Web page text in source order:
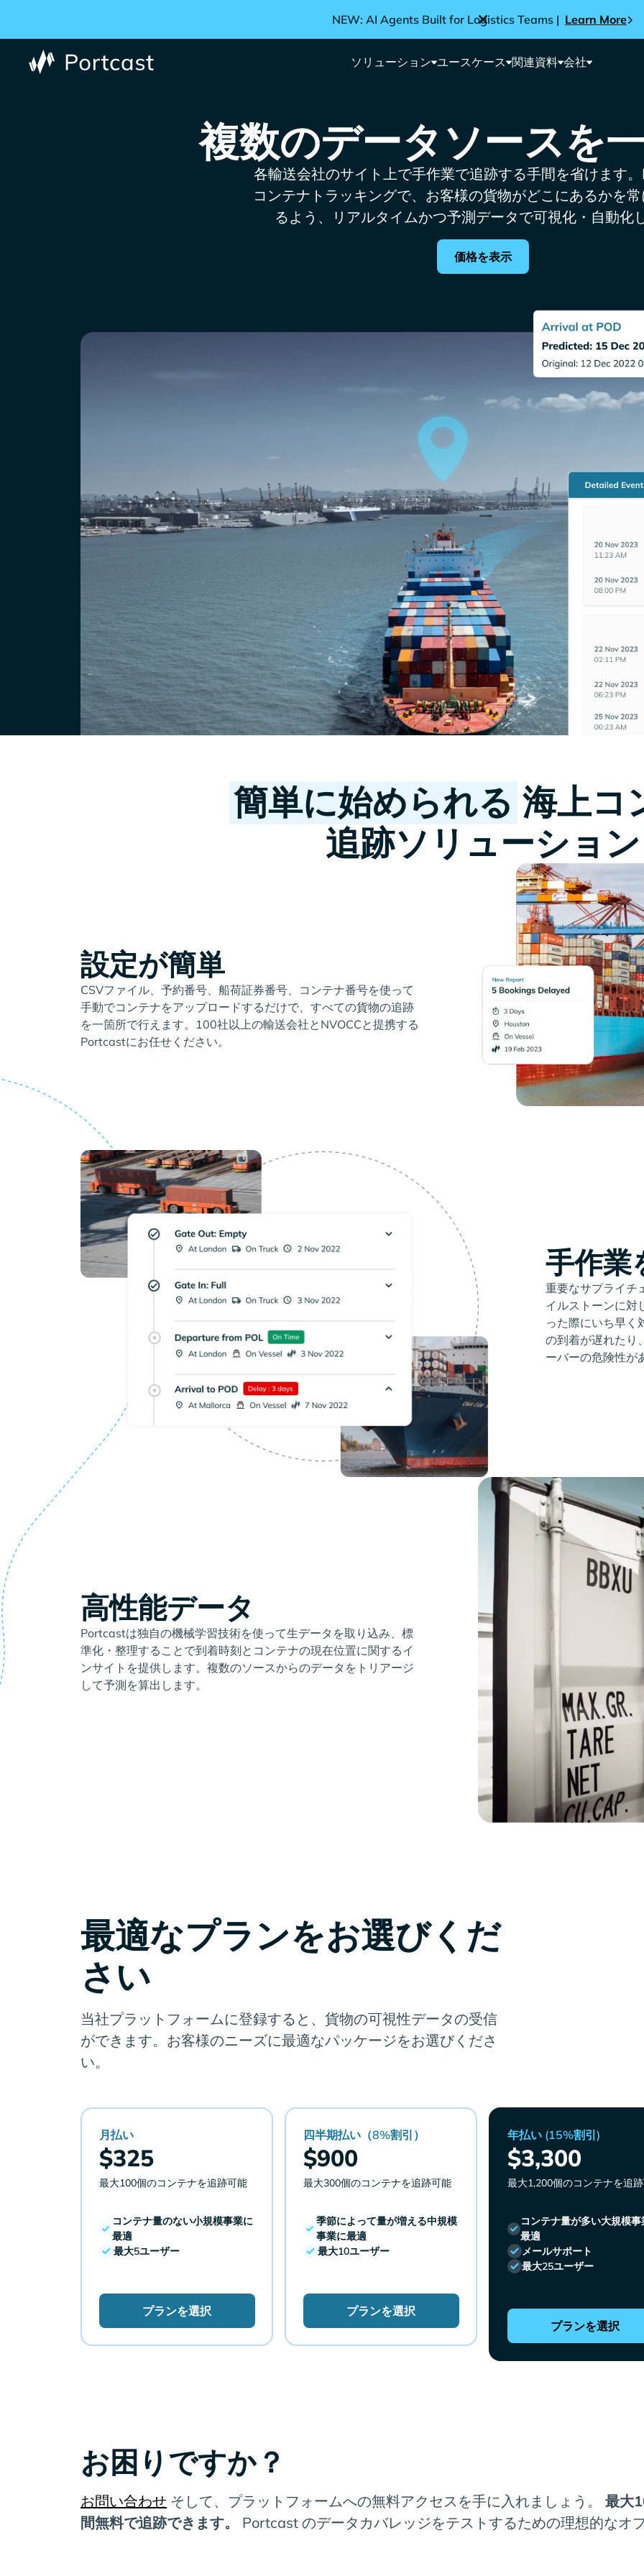
NEW: AI Agents Built for Logistics Teams | Learn More
ソリューション ユースケース 関連資料 会社
複数のデータソースを
各輸送会社のサイト上で手作業で追跡する手間を省けます
コンテナトラッキングで、お客様の貨物がどこにあるかを
るよう、リアルタイムかつ予測データで可視化・自動化
価格を表示
簡単に始められる 海上コ
追跡ソリューション
設定が簡単
CSVファイル、予約番号、船荷証券番号、コンテナ番号を使って
手動でコンテナをアップロードするだけで、すべての貨物の追跡
を一箇所で行えます。100社以上の輸送会社とNVOCCと提携する
Portcastにお任せください。
手作業
重要なサプライチ
イルストーンに対
った際にいち早く
の到着が遅れたり
ーバーの危険性が
高性能データ
Portcastは独自の機械学習技術を使って生データを取り込み、標
準化・整理することで到着時刻とコンテナの現在位置に関するイ
ンサイトを提供します。複数のソースからのデータをトリアージ
して予測を算出します。
最適なプランをお選びくだ
さい
当社プラットフォームに登録すると、貨物の可視性データの受信
ができます。お客様のニーズに最適なパッケージをお選びくださ
い。
月払い
$325
最大100個のコンテナを追跡可能
コンテナ量のない小規模事業に
最適
最大5ユーザー
プランを選択
四半期払い（8%割引）
$900
最大300個のコンテナを追跡可能
季節によって量が増える中規模
事業に最適
最大10ユーザー
プランを選択
年払い (15%割引)
$3,300
最大1,200個のコンテナを追
コンテナ量が多い大規模事
最適
メールサポート
最大25ユーザー
プランを選択
お困りですか？
お問い合わせ そして、プラットフォームへの無料アクセスを手に入れましょう。 最大
間無料で追跡できます。
Portcast のデータカバレッジをテストするための理想的なオ